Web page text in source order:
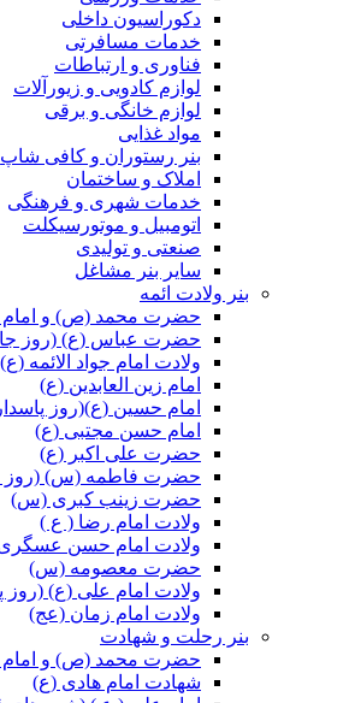
دکوراسیون داخلی
خدمات مسافرتی
فناوری و ارتباطات
لوازم کادویی و زیورآلات
لوازم خانگی و برقی
مواد غذایی
بنر رستوران و کافی شاپ
املاک و ساختمان
خدمات شهری و فرهنگی
اتومبیل و موتورسیکلت
صنعتی و تولیدی
سایر بنر مشاغل
بنر ولادت ائمه
حضرت محمد (ص) و
حضرت عباس (ع) (روز
ولادت امام جواد الائمه (ع)
امام زین العابدین (ع)
امام حسین (ع)(روز
امام حسن مجتبی (ع)
حضرت علی اکبر (ع)
حضرت فاطمه (س) (روز
حضرت زینب کبری (س)
ولادت امام رضا ( ع )
ولادت امام حسن
حضرت معصومه (س)
ولادت امام علی (ع) (روز
ولادت امام زمان (عج)
بنر رحلت و شهادت
حضرت محمد (ص) و
شهادت امام هادی (ع)